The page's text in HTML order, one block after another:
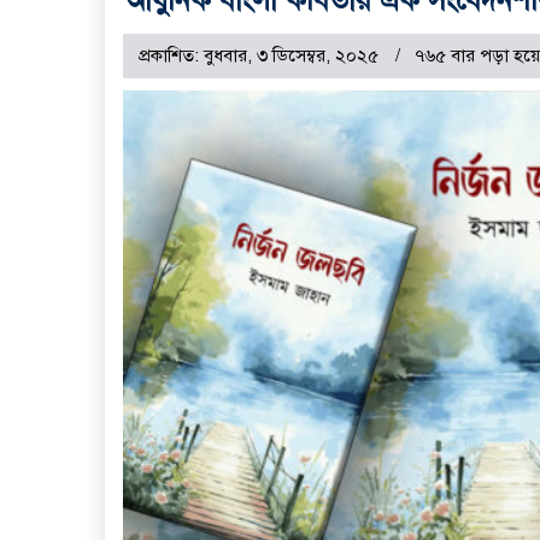
প্রকাশিত: বুধবার, ৩ ডিসেম্বর, ২০২৫ ৭৬৫ বার পড়া